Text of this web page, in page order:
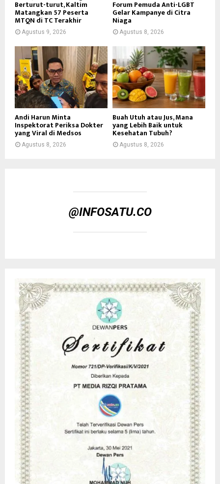
Berturut-turut, Kaltim
Matangkan 57 Peserta
MTQN di TC Terakhir
Agustus 9, 2026
Forum Pemuda Anti-LGBT
Gelar Kampanye di Citra
Niaga
Agustus 8, 2026
Andi Harun Minta
Inspektorat Periksa Dokter
yang Viral di Medsos
Agustus 8, 2026
Buah Utuh atau Jus, Mana
yang Lebih Baik untuk
Kesehatan Tubuh?
Agustus 8, 2026
@INFOSATU.CO